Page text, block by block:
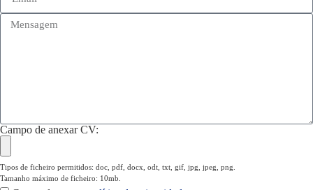
Campo de anexar CV:
Tipos de ficheiro permitidos: doc, pdf, docx, odt, txt, gif, jpg, jpeg, png.
Tamanho máximo de ficheiro: 10mb.